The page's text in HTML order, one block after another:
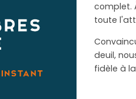
complet.
toute
deuil,
fidèle à